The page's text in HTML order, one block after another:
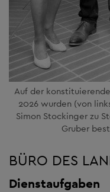
Auf der
2026 wurden (von
Simon Stockinger zu
Gruber
BÜRO DES
Dienstaufgaben